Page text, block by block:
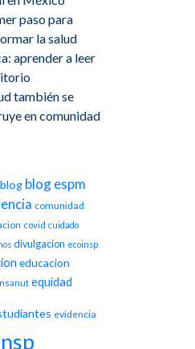
paso para
la salud
aprender a leer
también se
en comunidad
blog blog espm
comunidad
covid cuidado
divulgacion ecoinsp
educacion
equidad
evidencia